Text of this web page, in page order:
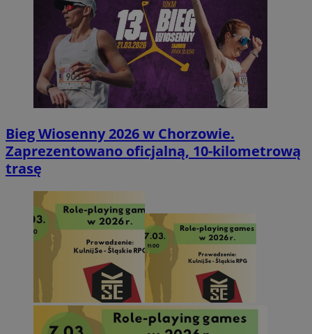
Bieg Wiosenny 2026 w Chorzowie.
Zaprezentowano oficjalną, 10-kilometrową
trasę